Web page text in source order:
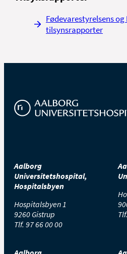
Fødevarestyrelsens
tilsynsrapporter
Aalborg
Universitetshospital,
Hospitalsbyen
Hospitalsbyen 1
9260 Gistrup
Tlf. 97 66 00 00
Tlf.